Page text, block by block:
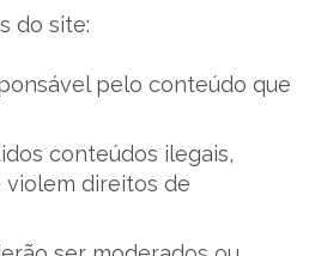
do site:
pelo conteúdo que
conteúdos ilegais,
violem direitos de